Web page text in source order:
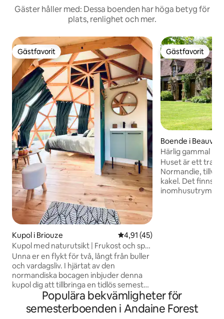
Gäster håller med: Dessa boenden har höga betyg för
plats, renlighet och mer.
Gästfavorit
Gästfavorit
Kupol i Briouze 4,91 av 5 i genomsnittligt
4,91 (45)
Kupol med naturutsikt | Frukost och spa
ingår
Unna er en flykt för två, långt från buller
och vardagsliv. I hjärtat av den
normandiska bocagen inbjuder denna
kupol dig att tillbringa en tidlös semester,
omgiven av naturen och komfort. Vakna
i en mysig oas omgiven av naturen och
njut av en hemlagad frukost tillagad med
Gästfavorit
Gästfavorit
Boende i Beauvain
Härlig gammal
trädgård
Huset är ett
Normandie,
kakel. Det finns
Populära bekvämligheter för
semesterboenden i Andaine Forest